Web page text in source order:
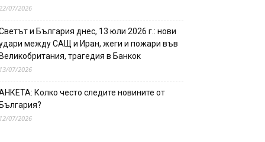
07/2026
и България днес, 13 юли 2026 г.: нови
между САЩ и Иран, жеги и пожари във
трагедия в Банкок
07/2026
Колко често следите новините от
07/2026